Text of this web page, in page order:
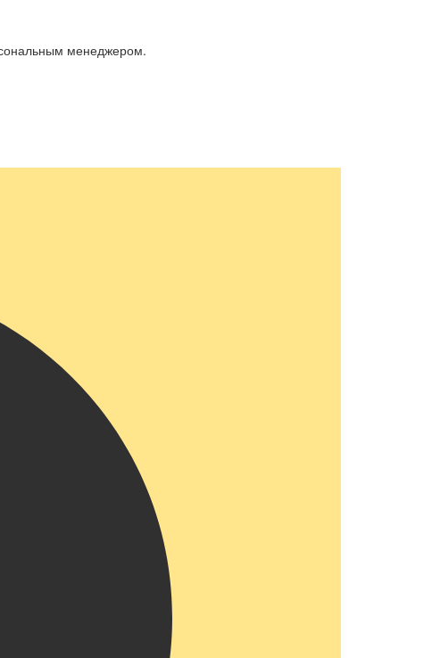
менеджером.